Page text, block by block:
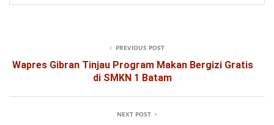
PREVIOUS POST
Wapres Gibran Tinjau Program Makan Bergizi Gratis
di SMKN 1 Batam
NEXT POST